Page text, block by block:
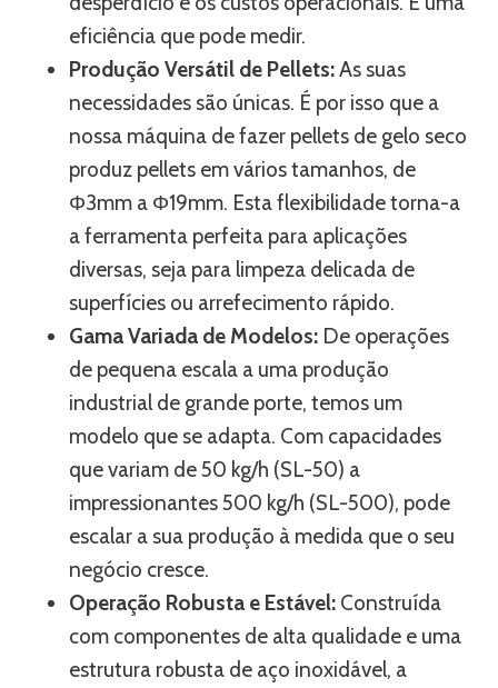
eficiência que pode medir.
Produção Versátil de Pellets:As suas
necessidades são únicas. É por isso que a
nossa máquina de fazer pellets de gelo seco
produz pellets em vários tamanhos, de
Φ3mm a Φ19mm. Esta flexibilidade torna-a
a ferramenta perfeita para aplicações
diversas, seja para limpeza delicada de
superfícies ou arrefecimento rápido.
Gama Variada de Modelos: De operações
de pequena escala a uma produção
industrial de grande porte, temos um
modelo que se adapta. Com capacidades
que variam de 50 kg/h (SL-50) a
impressionantes 500 kg/h (SL-500), pode
escalar a sua produção à medida que o seu
negócio cresce.
Operação Robusta e Estável: Construída
com componentes de alta qualidade e uma
estrutura robusta de aço inoxidável, a